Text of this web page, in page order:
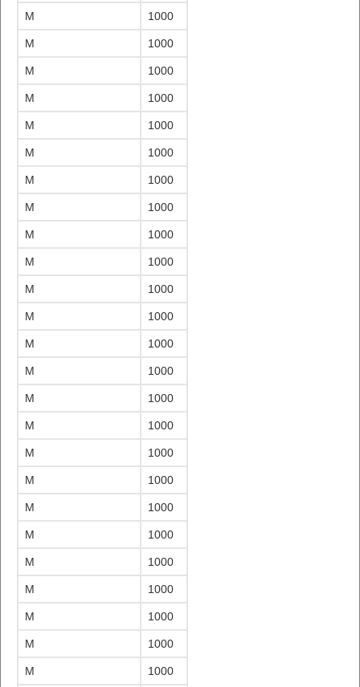
M 1000
M 1000
M 1000
M 1000
M 1000
M 1000
M 1000
M 1000
M 1000
M 1000
M 1000
M 1000
M 1000
M 1000
M 1000
M 1000
M 1000
M 1000
M 1000
M 1000
M 1000
M 1000
M 1000
M 1000
M 1000